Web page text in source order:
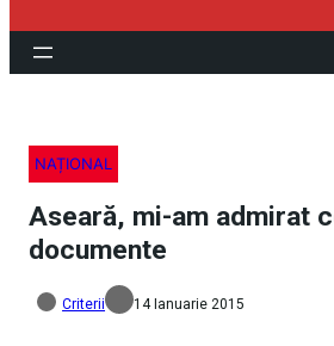
NAȚIONAL
Aseară, mi-am admirat
documente
Criterii 14 Ianuarie 2015